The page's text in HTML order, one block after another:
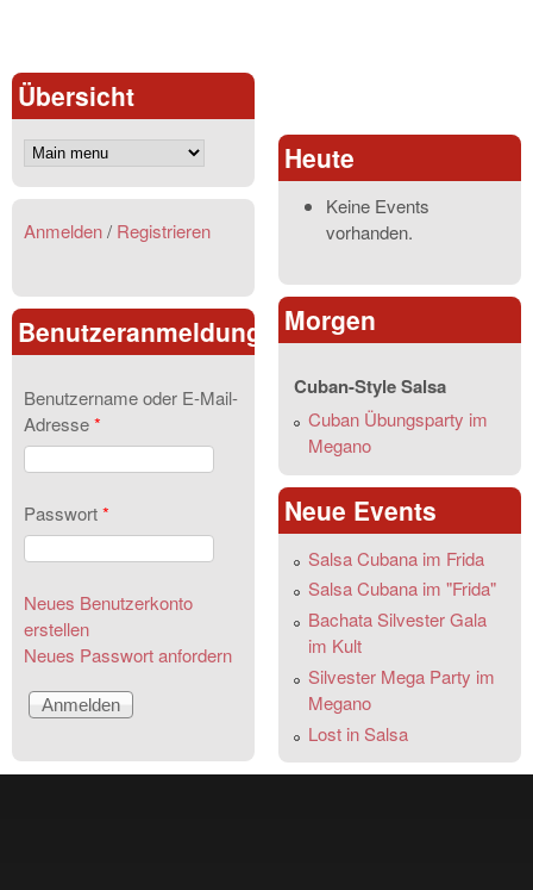
Übersicht
Anmelden/ Registrieren
Benutzeranmeldung
Benutzername oder E-Mail-
Adresse*
Passwort*
Neues Benutzerkonto
erstellen
Neues Passwort anfordern
Heute
Keine Events
vorhanden.
Morgen
Cuban-Style Salsa
Cuban Übungsparty im
Megano
Neue Events
Salsa Cubana im Frida
Salsa Cubana im "Frida"
Bachata Silvester Gala
im Kult
Silvester Mega Party im
Megano
Lost in Salsa